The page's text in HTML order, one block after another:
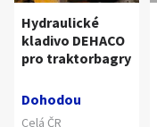
Hydraulické
kladivo DEHACO
pro traktorbagry
Dohodou
Celá ČR